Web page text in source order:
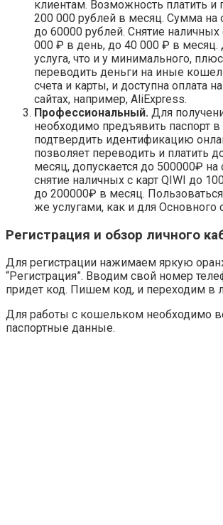
клиентам. Возможность платить и
200 000 рублей в месяц. Сумма на
до 60000 рублей. Снятие наличных
000 ₽ в день, до 40 000 ₽ в месяц.
услуга, что и у минимального,
переводить деньги на иные
счета и карты, и доступна оплата
сайтах, например, AliExpress.
Профессиональный. Для
необходимо предъявить паспорт
подтвердить идентификацию
позволяет переводить и платить
месяц, допускается до 500000₽
снятие наличных с карт QIWI до
до 200000₽ в месяц.
же услугами, как и для Основного
Регистрация и обзор личного
Для регистрации нажимаем яркую
“Регистрация”. Вводим свой номер
придет код. Пишем код, и переходим в
Для работы с кошельком необходимо
паспортные данные.